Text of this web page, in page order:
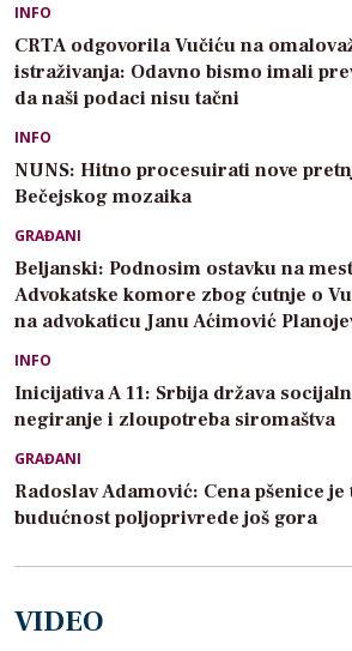
INFO
CRTA odgovorila Vučiću na
istraživanja: Odavno bismo imali
da naši podaci nisu tačni
INFO
NUNS: Hitno procesuirati nove
Bečejskog mozaika
GRAĐANI
Beljanski: Podnosim ostavku na
Advokatske komore zbog ćutnje o
na advokaticu Janu Aćimović
INFO
Inicijativa A 11: Srbija država
negiranje i zloupotreba siromaštva
GRAĐANI
Radoslav Adamović: Cena pšenice
budućnost poljoprivrede još gora
VIDEO